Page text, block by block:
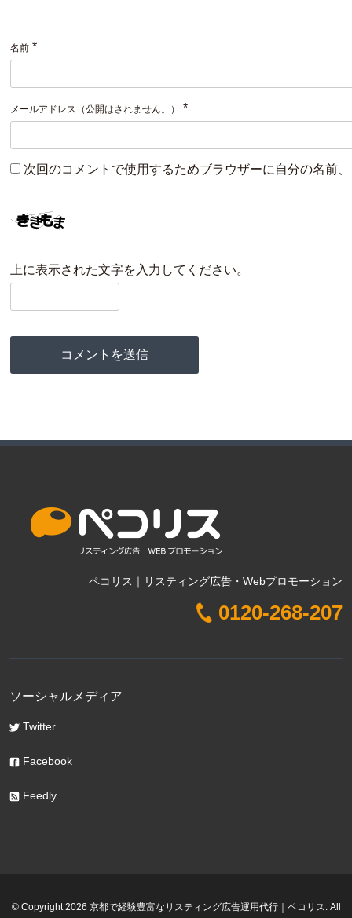
名前 *
メールアドレス（公開はされません。） *
次回のコメントで使用するためブラウザーに自分の名前
上に表示された文字を入力してください。
ペコリス｜リスティング広告・Webプロモーション
0120-268-207
ソーシャルメディア
Twitter
Facebook
Feedly
© Copyright 2026 京都で経験豊富なリスティング広告運用代行｜ペコリス. All